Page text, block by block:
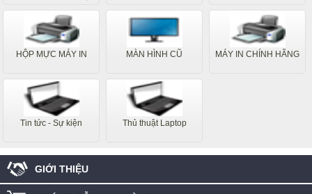
HỘP MỰC MÁY IN MÀN HÌNH CŨ MÁY IN CHÍNH HÃNG
Tin tức - Sự kiện Thủ thuật Laptop
GIỚI THIỆU